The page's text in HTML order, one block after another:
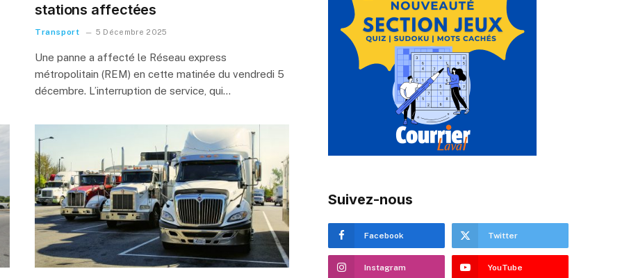
stations affectées
Transport 5 Décembre 2025
Une panne a affecté le Réseau express
métropolitain (REM) en cette matinée du vendredi 5
décembre. L’interruption de service, qui…
Suivez-nous
Facebook Twitter
Instagram YouTube